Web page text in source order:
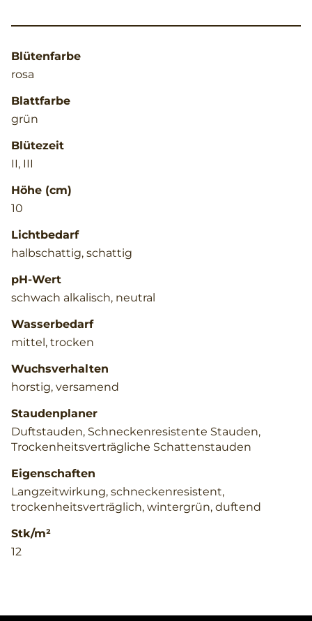
Blütenfarbe
rosa
Blattfarbe
grün
Blütezeit
II, III
Höhe (cm)
10
Lichtbedarf
halbschattig, schattig
pH-Wert
schwach alkalisch, neutral
Wasserbedarf
mittel, trocken
Wuchsverhalten
horstig, versamend
Staudenplaner
Duftstauden, Schneckenresistente Stauden,
Trockenheitsverträgliche Schattenstauden
Eigenschaften
Langzeitwirkung, schneckenresistent,
trockenheitsverträglich, wintergrün, duftend
Stk/m²
12